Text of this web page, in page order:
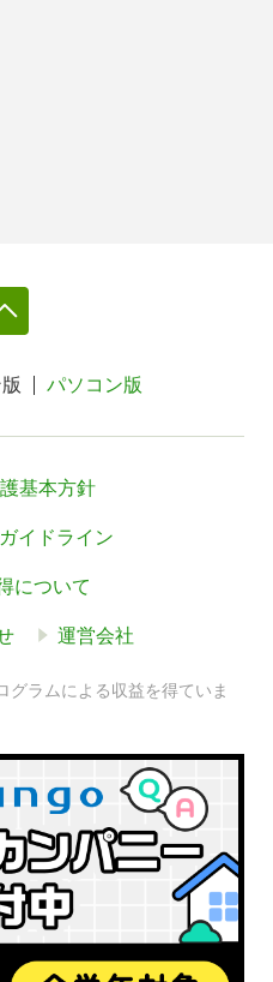
パソコン版
基本方針
イドライン
について
運営会社
グラムによる収益を得ていま